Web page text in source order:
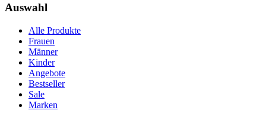
Auswahl
Alle Produkte
Frauen
Männer
Kinder
Angebote
Bestseller
Sale
Marken